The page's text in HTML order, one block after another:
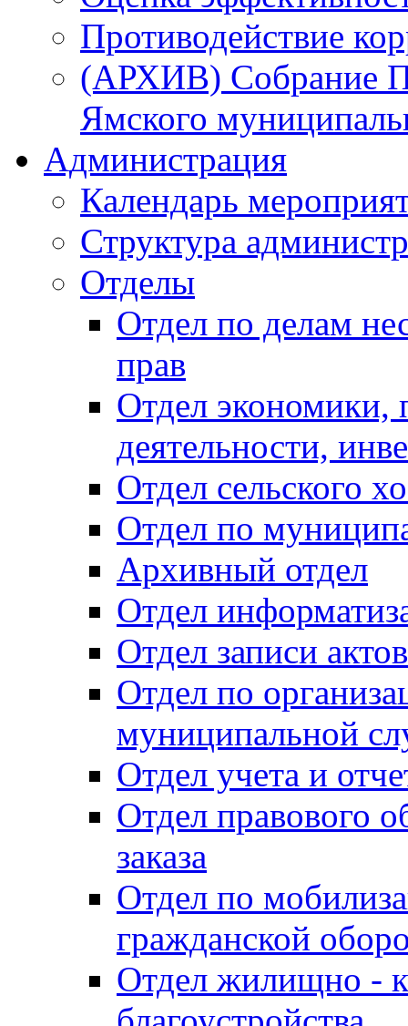
Противодействие
(АРХИВ) Собрание
Ямского
Администрация
Календарь
Структура
Отделы
Отдел по делам
прав
Отдел экономики,
деятельности,
Отдел сельского
Отдел по
Архивный отдел
Отдел
Отдел записи
Отдел по
муниципальной
Отдел учета и
Отдел правового
заказа
Отдел по
гражданской
Отдел жилищно -